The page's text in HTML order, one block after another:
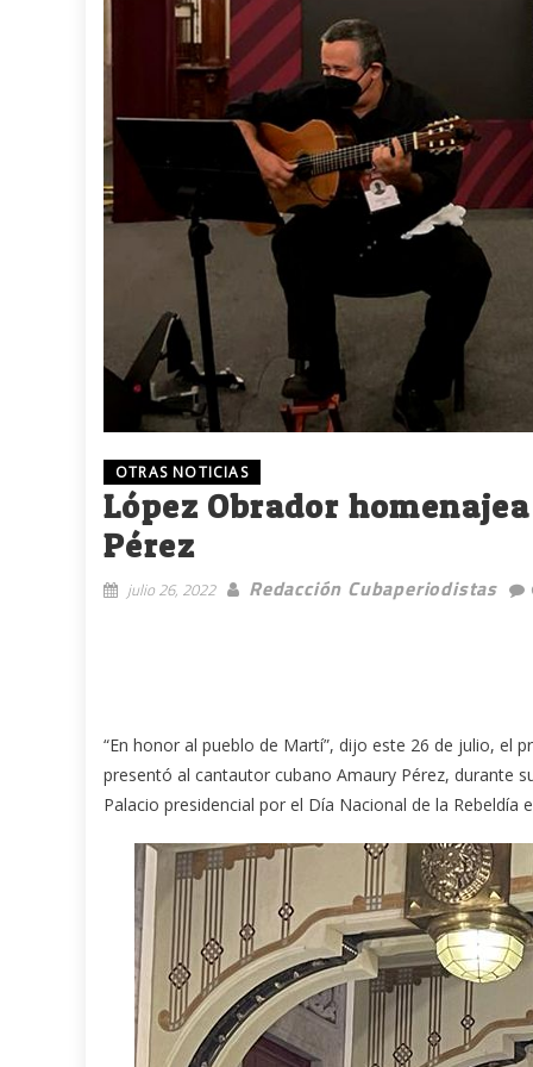
OTRAS NOTICIAS
López Obrador
Pérez
julio 26, 2022 Redacción Cubaperiodistas
“En honor al pueblo de Martí”, dijo este 26 de julio, el
presentó al cantautor cubano Amaury Pérez, durante
Palacio presidencial por el Día Nacional de la Rebeldía